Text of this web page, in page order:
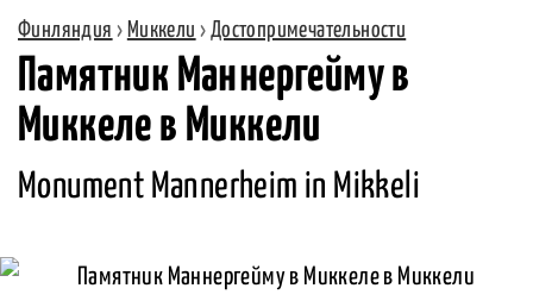
Финляндия › Миккели › Достопримечательности
Памятник Маннергейму в
Миккеле в Миккели
Monument Mannerheim in Mikkeli